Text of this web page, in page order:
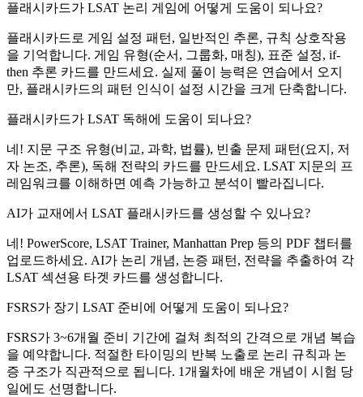
플래시카드가 LSAT 논리 게임에 어떻게 도움이 되나요?
플래시카드로 게임 설정 패턴, 일반적인 추론, 규칙 상호작용
을 기억합니다. 게임 유형(순서, 그룹화, 매칭), 표준 설정, if-
then 추론 카드를 만드세요. 실제 풀이 능력은 연습에서 오지
만, 플래시카드의 패턴 인식이 설정 시간을 크게 단축합니다.
플래시카드가 LSAT 독해에 도움이 되나요?
네! 지문 구조 유형(비교, 과학, 법률), 빈출 문제 패턴(요지, 저
자 논조, 추론), 독해 전략의 카드를 만드세요. LSAT 지문의 프
레임워크를 이해하면 예측 가능하고 분석이 빨라집니다.
AI가 교재에서 LSAT 플래시카드를 생성할 수 있나요?
네! PowerScore, LSAT Trainer, Manhattan Prep 등의 PDF 챕터를
업로드하세요. AI가 논리 개념, 논증 패턴, 전략을 추출하여 각
LSAT 섹션용 타겟 카드를 생성합니다.
FSRS가 장기 LSAT 준비에 어떻게 도움이 되나요?
FSRS가 3~6개월 준비 기간에 걸쳐 최적의 간격으로 개념 복습
을 예약합니다. 적절한 타이밍의 반복 노출로 논리 규칙과 논
증 구조가 직관적으로 됩니다. 1개월차에 배운 개념이 시험 당
일에도 선명합니다.